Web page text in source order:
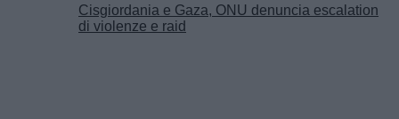
Cisgiordania e Gaza, ONU denuncia escalation
di violenze e raid